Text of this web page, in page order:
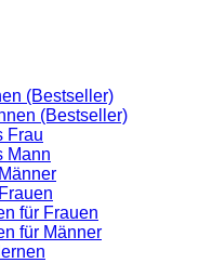
(Bestseller)
(Bestseller)
Frau
Mann
für Frauen
für Männer